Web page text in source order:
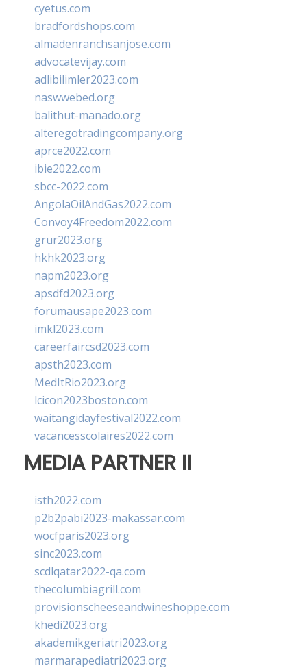
cyetus.com
bradfordshops.com
almadenranchsanjose.com
advocatevijay.com
adlibilimler2023.com
naswwebed.org
balithut-manado.org
alteregotradingcompany.org
aprce2022.com
ibie2022.com
sbcc-2022.com
AngolaOilAndGas2022.com
Convoy4Freedom2022.com
grur2023.org
hkhk2023.org
napm2023.org
apsdfd2023.org
forumausape2023.com
imkl2023.com
careerfaircsd2023.com
apsth2023.com
MedItRio2023.org
lcicon2023boston.com
waitangidayfestival2022.com
vacancesscolaires2022.com
MEDIA PARTNER II
isth2022.com
p2b2pabi2023-makassar.com
wocfparis2023.org
sinc2023.com
scdlqatar2022-qa.com
thecolumbiagrill.com
provisionscheeseandwineshoppe.com
khedi2023.org
akademikgeriatri2023.org
marmarapediatri2023.org